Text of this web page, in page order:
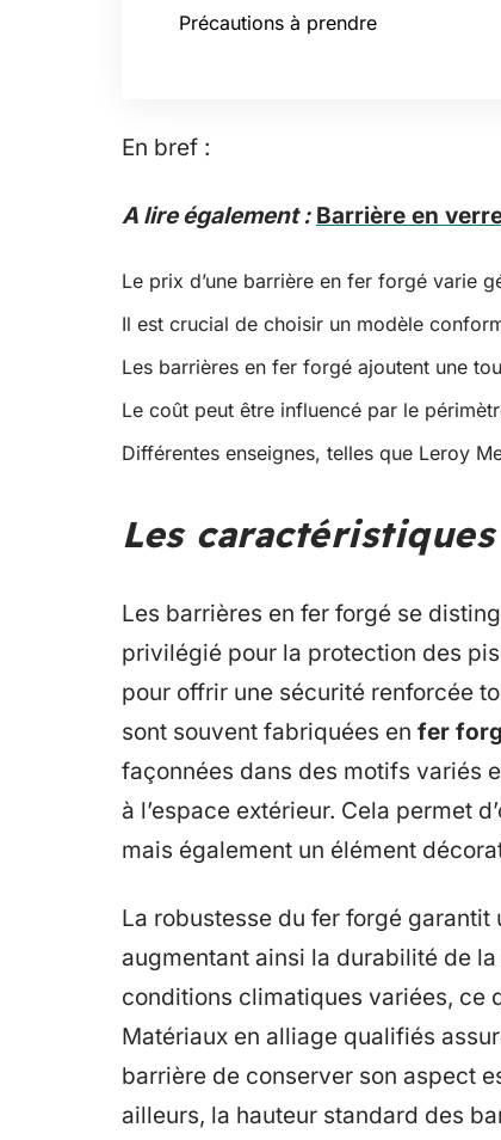
Précautions à prendre
En bref :
A lire également : Barrière en
Le prix d’une barrière en fer forgé varie
Il est crucial de choisir un modèle
Les barrières en fer forgé ajoutent une
Le coût peut être influencé par le
Différentes enseignes, telles que Leroy
Les
Les barrières en fer forgé se
privilégié pour la protection des
pour offrir une sécurité renforcée
sont souvent fabriquées en fer
façonnées dans des motifs variés
à l’espace extérieur. Cela permet
mais également un élément
La robustesse du fer forgé garantit
augmentant ainsi la durabilité de
conditions climatiques variées, ce
Matériaux en alliage qualifiés
barrière de conserver son aspect
ailleurs, la hauteur standard des